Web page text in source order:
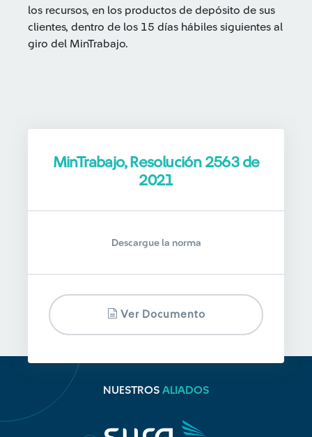
los recursos, en los productos de depósito de sus
clientes, dentro de los 15 días hábiles siguientes al
giro del MinTrabajo.
MinTrabajo, Resolución 2563 de
2021
Descargue la norma
Ver Documento
NUESTROS ALIADOS